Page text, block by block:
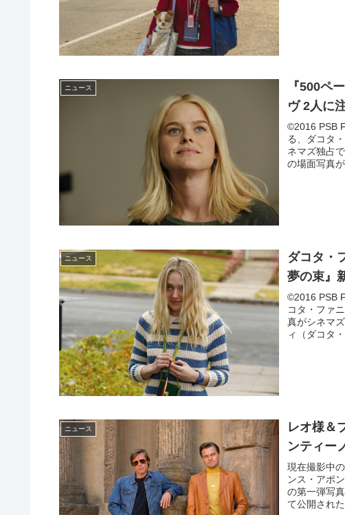
ニュース
『500ペ
ヴ 2人に
©2016 PSB
る、ダコタ
ネマズ独占
の場面写真
ニュース
ダコタ・
夢の束』
©2016 PSB
コタ・ファ
真がシネマ
ィ（ダコタ
ニュース
レオ様＆
ンティー
現在撮影中
ンス・アポ
の第一弾写
て公開され